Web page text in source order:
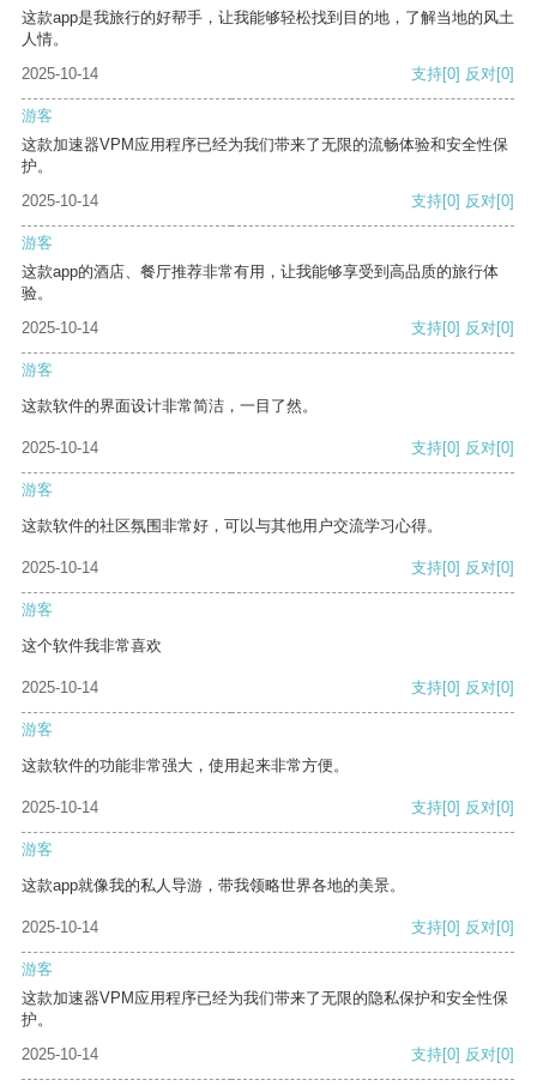
这款app是我旅行的好帮手，让我能够轻松找到目的地，了解当地的风土
人情。
2025-10-14
支持[0] 反对[0]
游客
这款加速器VPM应用程序已经为我们带来了无限的流畅体验和安全性保
护。
2025-10-14
支持[0] 反对[0]
游客
这款app的酒店、餐厅推荐非常有用，让我能够享受到高品质的旅行体
验。
2025-10-14
支持[0] 反对[0]
游客
这款软件的界面设计非常简洁，一目了然。
2025-10-14 支持[0] 反对[0]
游客
这款软件的社区氛围非常好，可以与其他用户交流学习心得。
2025-10-14 支持[0] 反对[0]
游客
这个软件我非常喜欢
2025-10-14 支持[0] 反对[0]
游客
这款软件的功能非常强大，使用起来非常方便。
2025-10-14 支持[0] 反对[0]
游客
这款app就像我的私人导游，带我领略世界各地的美景。
2025-10-14 支持[0] 反对[0]
游客
这款加速器VPM应用程序已经为我们带来了无限的隐私保护和安全性保
护。
2025-10-14
支持[0] 反对[0]